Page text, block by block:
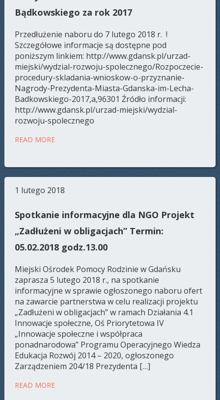
Bądkowskiego za rok 2017
Przedłużenie naboru do 7 lutego 2018 r. !
Szczegółowe informacje są dostępne pod
poniższym linkiem: http://www.gdansk.pl/urzad-
miejski/wydzial-rozwoju-spolecznego/Rozpoczecie-
procedury-skladania-wnioskow-o-przyznanie-
Nagrody-Prezydenta-Miasta-Gdanska-im-Lecha-
Badkowskiego-2017,a,96301 Źródło informacji:
http://www.gdansk.pl/urzad-miejski/wydzial-
rozwoju-spolecznego
READ MORE
1 lutego 2018
Spotkanie informacyjne dla NGO Projekt
„Zadłużeni w obligacjach” Termin:
05.02.2018 godz.13.00
Miejski Ośrodek Pomocy Rodzinie w Gdańsku
zaprasza 5 lutego 2018 r., na spotkanie
informacyjne w sprawie ogłoszonego naboru ofert
na zawarcie partnerstwa w celu realizacji projektu
„Zadłużeni w obligacjach” w ramach Działania 4.1
Innowacje społeczne, Oś Priorytetowa IV
„Innowacje społeczne i współpraca
ponadnarodowa” Programu Operacyjnego Wiedza
Edukacja Rozwój 2014 – 2020, ogłoszonego
Zarządzeniem 204/18 Prezydenta […]
READ MORE